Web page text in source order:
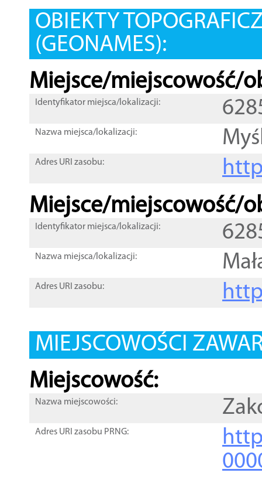
OBIEKTY
(GEONAMES):
Miejsce/miejscowość/
Identyfikator miejsca/lokalizacji:
Nazwa miejsca/lokalizacji:
Adres URI zasobu:
Miejsce/miejscowość/
Identyfikator miejsca/lokalizacji:
Nazwa miejsca/lokalizacji:
Adres URI zasobu:
MIEJSCOWOŚCI
Miejscowość:
Nazwa miejscowości:
Adres URI zasobu PRNG: